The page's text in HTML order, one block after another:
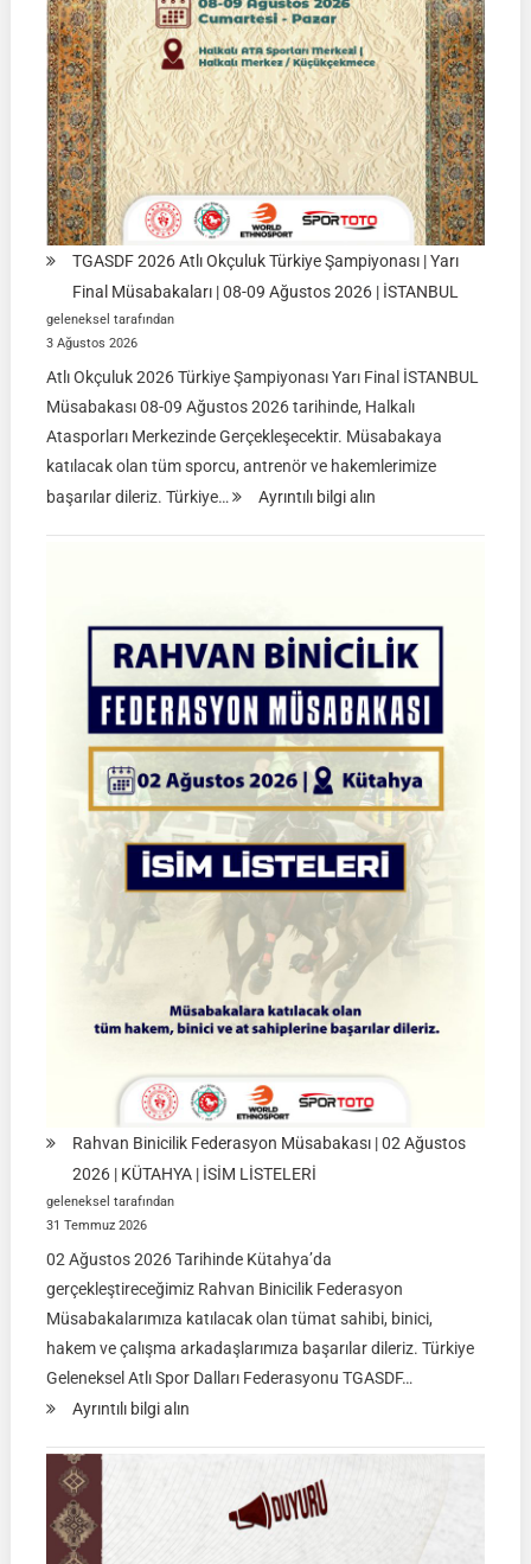
Erciş/VAN
TGASDF 2026 Atlı Okçuluk Türkiye Şampiyonası | Yarı
Final Müsabakaları | 08-09 Ağustos 2026 | İSTANBUL
geleneksel tarafından
3 Ağustos 2026
Atlı Okçuluk 2026 Türkiye Şampiyonası Yarı Final İSTANBUL
Müsabakası 08-09 Ağustos 2026 tarihinde, Halkalı
Atasporları Merkezinde Gerçekleşecektir. Müsabakaya
katılacak olan tüm sporcu, antrenör ve hakemlerimize
başarılar dileriz. Türkiye…
Ayrıntılı bilgi alın:
Türkiye
Şampiyonası
Yarı
Final
Müsabakaları
|
08-
09
2026
İSTANBUL
Rahvan Binicilik Federasyon Müsabakası | 02 Ağustos
2026 | KÜTAHYA | İSİM LİSTELERİ
geleneksel tarafından
31 Temmuz 2026
02 Ağustos 2026 Tarihinde Kütahya’da
gerçekleştireceğimiz Rahvan Binicilik Federasyon
Müsabakalarımıza katılacak olan tümat sahibi, binici,
hakem ve çalışma arkadaşlarımıza başarılar dileriz. Türkiye
Geleneksel Atlı Spor Dalları Federasyonu TGASDF…
Ayrıntılı bilgi alın:
Federasyon
Müsabakası